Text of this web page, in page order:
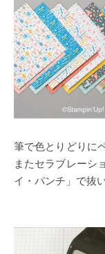
筆で色とりどりに
またセラブレーシ
イ・パンチ」で抜